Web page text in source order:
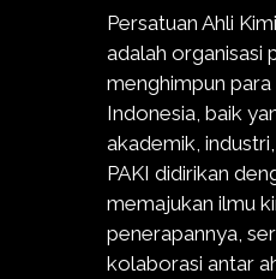
Persatuan Ahli
adalah organisasi
menghimpun para
Indonesia, baik
akademik,
PAKI didirikan
memajukan ilmu
penerapannya,
kolaborasi antar